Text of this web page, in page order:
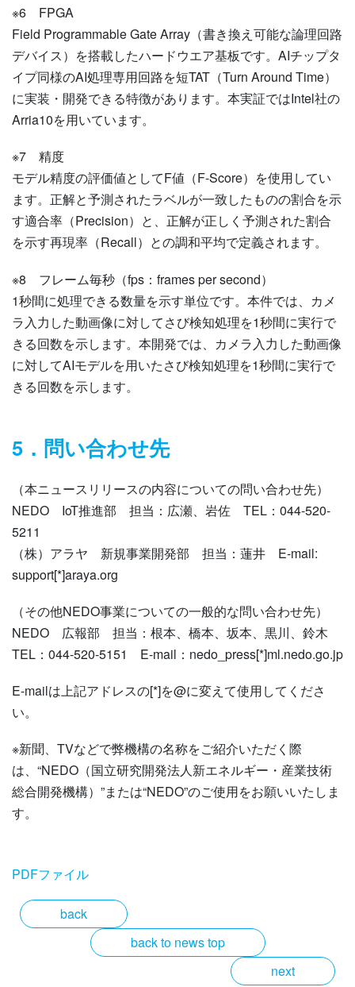
※6 FPGA
Field Programmable Gate Array（書き換え可能な論理回路
デバイス）を搭載したハードウエア基板です。AIチップタ
イプ同様のAI処理専用回路を短TAT（Turn Around Time）
に実装・開発できる特徴があります。本実証ではIntel社の
Arria10を用いています。
※7 精度
モデル精度の評価値としてF値（F-Score）を使用してい
ます。正解と予測されたラベルが一致したものの割合を示
す適合率（Precision）と、正解が正しく予測された割合
を示す再現率（Recall）との調和平均で定義されます。
※8 フレーム毎秒（fps：frames per second）
1秒間に処理できる数量を示す単位です。本件では、カメ
ラ入力した動画像に対してさび検知処理を1秒間に実行で
きる回数を示します。本開発では、カメラ入力した動画像
に対してAIモデルを用いたさび検知処理を1秒間に実行で
きる回数を示します。
5．問い合わせ先
（本ニュースリリースの内容についての問い合わせ先）
NEDO IoT推進部 担当：広瀬、岩佐 TEL：044-520-
5211
（株）アラヤ 新規事業開発部 担当：蓮井 E-mail:
support[*]araya.org
（その他NEDO事業についての一般的な問い合わせ先）
NEDO 広報部 担当：根本、橋本、坂本、黒川、鈴木
TEL：044-520-5151 E-mail：nedo_press[*]ml.nedo.go.jp
E-mailは上記アドレスの[*]を@に変えて使用してくださ
い。
※新聞、TVなどで弊機構の名称をご紹介いただく際
は、“NEDO（国立研究開発法人新エネルギー・産業技術
総合開発機構）”または“NEDO”のご使用をお願いいたしま
す。
PDFファイル
back
back to news top
next